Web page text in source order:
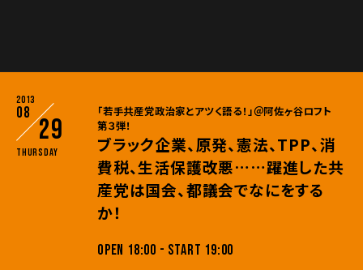
2013
08
29
Thursday
「若手共産党政治家とアツく語る！」＠阿佐ヶ谷ロフト
第３弾！
ブラック企業、原発、憲法、TPP、消
費税、生活保護改悪……躍進した共
産党は国会、都議会でなにをする
か！
OPEN 18:00 - START 19:00